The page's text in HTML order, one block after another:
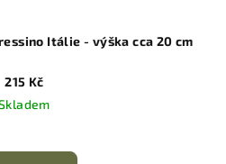
Itálie - výška cca 20 cm
215 Kč